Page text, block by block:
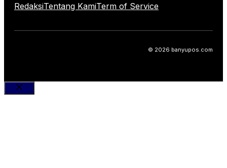
RedaksiTentang KamiTerm of Service
© 2026 banyupos.com
Close